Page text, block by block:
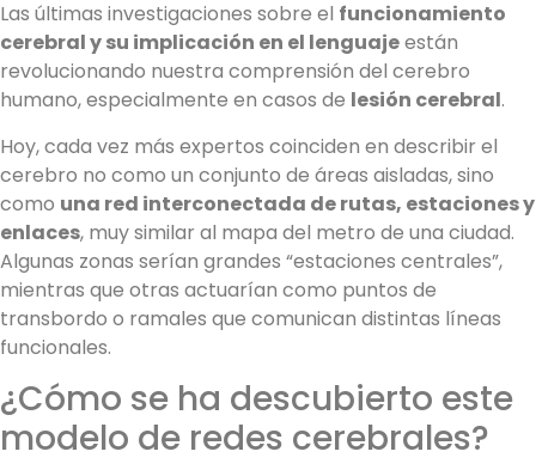
Las últimas investigaciones sobre el funcionamiento
cerebral y su implicación en el lenguajeestán
revolucionando nuestra comprensión del cerebro
humano, especialmente en casos de lesión cerebral.
Hoy, cada vez más expertos coinciden en describir el
cerebro no como un conjunto de áreas aisladas, sino
como una red interconectada de rutas, estaciones y
enlaces, muy similar al mapa del metro de una ciudad.
Algunas zonas serían grandes “estaciones centrales”,
mientras que otras actuarían como puntos de
transbordo o ramales que comunican distintas líneas
funcionales.
¿Cómo se ha descubierto este
modelo de redes cerebrales?